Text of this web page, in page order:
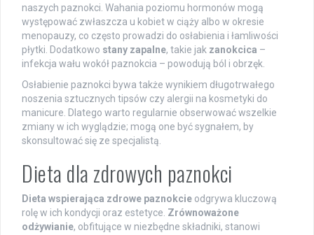
naszych paznokci. Wahania poziomu hormonów mogą
występować zwłaszcza u kobiet w ciąży albo w okresie
menopauzy, co często prowadzi do osłabienia i łamliwości
płytki. Dodatkowo stany zapalne, takie jak zanokcica –
infekcja wału wokół paznokcia – powodują ból i obrzęk.
Osłabienie paznokci bywa także wynikiem długotrwałego
noszenia sztucznych tipsów czy alergii na kosmetyki do
manicure. Dlatego warto regularnie obserwować wszelkie
zmiany w ich wyglądzie; mogą one być sygnałem, by
skonsultować się ze specjalistą.
Dieta dla zdrowych paznokci
Dieta wspierająca zdrowe paznokcie odgrywa kluczową
rolę w ich kondycji oraz estetyce. Zrównoważone
odżywianie, obfitujące w niezbędne składniki, stanowi